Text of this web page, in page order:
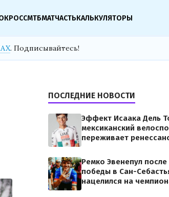
МТБМАТЧАСТЬКАЛЬКУЛЯТОРЫ
. Подписывайтесь!
ПОСЛЕДНИЕ НОВОСТИ
Эффект Исаака Дель
мексиканский
переживает
Ремко Эвенепул
победы в Сан-
нацелился на